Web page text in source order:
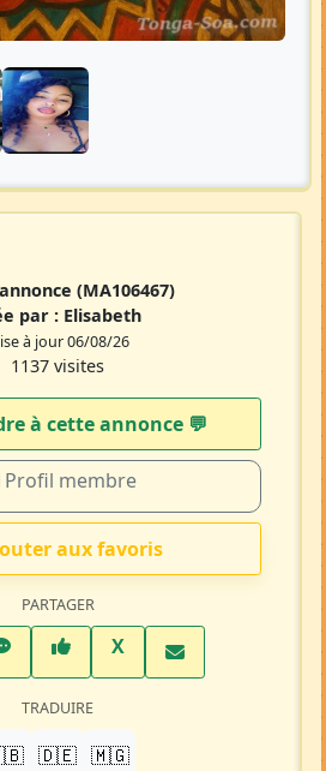
(MA106467)
par : Elisabeth
à jour 06/08/26
1137 visites
à cette annonce 💬​
Profil membre
aux favoris
PARTAGER
WhatsAppFacebook
XTwitter X
TRADUIRE
🇩🇪 🇲🇬